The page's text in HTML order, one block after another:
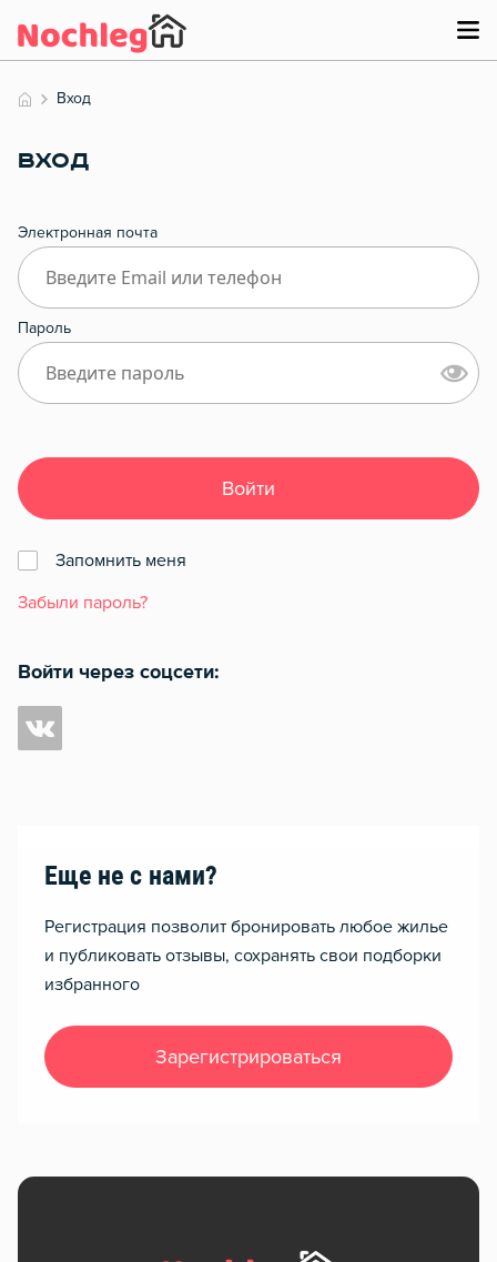
Вход
ВХОД
Электронная почта
Пароль
Войти
Запомнить меня
Забыли пароль?
Войти через соцсети:
Еще не с нами?
Регистрация позволит бронировать любое жилье
и публиковать отзывы, сохранять свои подборки
избранного
Зарегистрироваться